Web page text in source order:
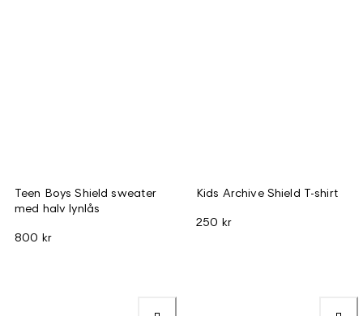
Teen Boys Shield sweater
med halv lynlås
800 kr
Kids Archive Shield T-shirt
250 kr